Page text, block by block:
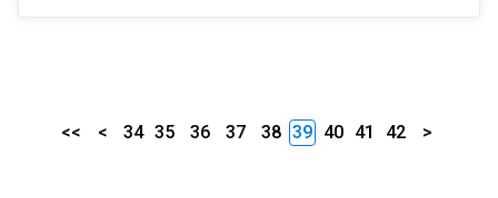
<< < 34 35 36 37 38 39 40 41 42 >